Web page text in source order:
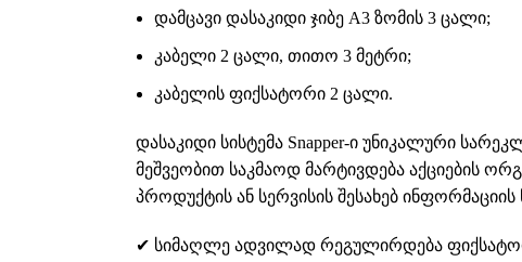
დამცავი დასაკიდი ჯიბე A3 ზომის 3 ცალი;
კაბელი 2 ცალი, თითო 3 მეტრი;
კაბელის ფიქსატორი 2 ცალი.
დასაკიდი სისტემა Snapper-ი უნიკალური
მეშვეობით საკმაოდ მარტივდება აქციების
პროდუქტის ან სერვისის შესახებ ინფორმაციის
✔ სიმაღლე ადვილად რეგულირდება